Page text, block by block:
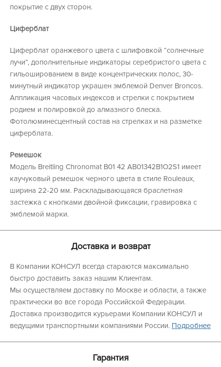
покрытие с двух сторон.
Циферблат
Циферблат оранжевого цвета c шлифовкой “солнечные
лучи”, дополнительные индикаторы серебристого цвета с
гильошированием в виде концентрических полос, 30-
минутный индикатор украшен эмблемой Denver Broncos.
Аппликация часовых индексов и стрелки с покрытием
родием и полировкой до алмазного блеска.
Фотолюминесцентный состав на стрелках и на разметке
циферблата.
Ремешок
Модель Breitling Chronomat B01 42 AB01342B1O2S1 имеет
каучуковый ремешок черного цвета в стиле Rouleaux,
ширина 22-20 мм. Раскладывающаяся браслетная
застежка с кнопками двойной фиксации, гравировка с
эмблемой марки.
Доставка и возврат
В Компании КОНСУЛ всегда стараются максимально
быстро доставить заказ нашим Клиентам.
Мы осуществляем доставку по Москве и области, а также
практически во все города Российской Федерации.
Доставка производится курьерами Компании КОНСУЛ и
ведущими транспортными компаниями России. Подробнее
Гарантия